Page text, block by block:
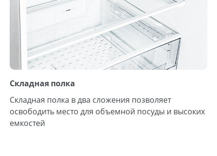
Складная полка
Складная полка в два сложения позволяет
освободить место для объемной посуды и высоких
емкостей